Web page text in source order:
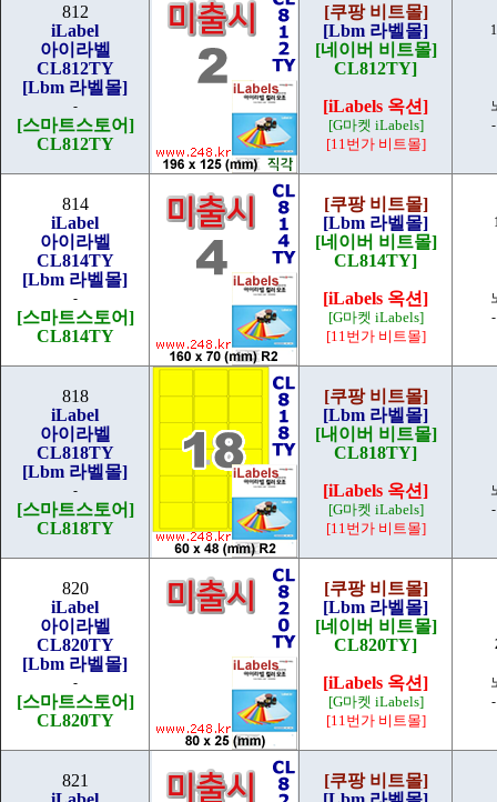
812
iLabel
아이라벨
CL812TY
[Lbm 라벨몰]
-
[스마트스토어]
CL812TY
[쿠팡 비트몰]
[Lbm 라벨몰]
[네이버 비트몰]
CL812TY]
[iLabels 옥션]
[G마켓 iLabels]
[11번가 비트몰]
814
iLabel
아이라벨
CL814TY
[Lbm 라벨몰]
-
[스마트스토어]
CL814TY
[쿠팡 비트몰]
[Lbm 라벨몰]
[네이버 비트몰]
CL814TY]
[iLabels 옥션]
[G마켓 iLabels]
[11번가 비트몰]
818
iLabel
아이라벨
CL818TY
[Lbm 라벨몰]
-
[스마트스토어]
CL818TY
[쿠팡 비트몰]
[Lbm 라벨몰]
[내이버 비트몰]
CL818TY]
[iLabels 옥션]
[G마켓 iLabels]
[11번가 비트몰]
820
iLabel
아이라벨
CL820TY
[Lbm 라벨몰]
-
[스마트스토어]
CL820TY
[쿠팡 비트몰]
[Lbm 라벨몰]
[네이버 비트몰]
CL820TY]
[iLabels 옥션]
[G마켓 iLabels]
[11번가 비트몰]
821
[쿠팡 비트몰]